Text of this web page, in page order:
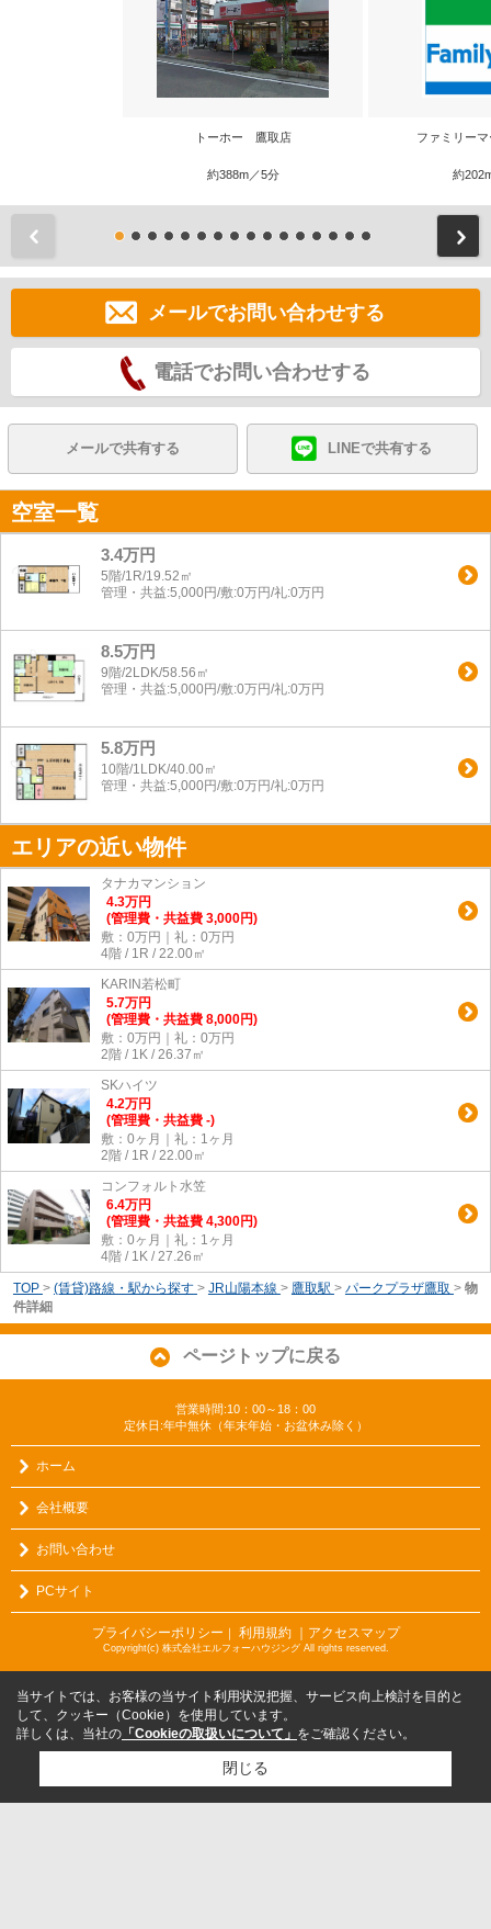
トーホー 鷹取店
約388m／5分
ファミリー
約
メールでお問い合わせする
電話でお問い合わせする
メールで共有する LINEで共有する
空室一覧
3.4万円
5階/1R/19.52㎡
管理・共益:5,000円/敷:0万円/礼:0万円
8.5万円
9階/2LDK/58.56㎡
管理・共益:5,000円/敷:0万円/礼:0万円
5.8万円
10階/1LDK/40.00㎡
管理・共益:5,000円/敷:0万円/礼:0万円
エリアの近い物件
タナカマンション
4.3万円
(管理費・共益費 3,000円)
敷：0万円｜礼：0万円
4階 / 1R / 22.00㎡
KARIN若松町
5.7万円
(管理費・共益費 8,000円)
敷：0万円｜礼：0万円
2階 / 1K / 26.37㎡
SKハイツ
4.2万円
(管理費・共益費 -)
敷：0ヶ月｜礼：1ヶ月
2階 / 1R / 22.00㎡
コンフォルト水笠
6.4万円
(管理費・共益費 4,300円)
敷：0ヶ月｜礼：1ヶ月
4階 / 1K / 27.26㎡
TOP > (賃貸)路線・駅から探す > JR山陽本線 > 鷹取駅 > パークプラザ鷹取 > 物
件詳細
ページトップに戻る
営業時間:10：00～18：00
定休日:年中無休（年末年始・お盆休み除く）
ホーム
会社概要
お問い合わせ
PCサイト
プライバシーポリシー ｜ 利用規約 ｜アクセスマップ
Copyright(c) 株式会社エルフォーハウジング All rights reserved.
当サイトでは、お客様の当サイト利用状況把握、サービス向上検討を目的と
して、クッキー（Cookie）を使用しています。
詳しくは、当社の 「Cookieの取扱いについて」 をご確認ください。
閉じる